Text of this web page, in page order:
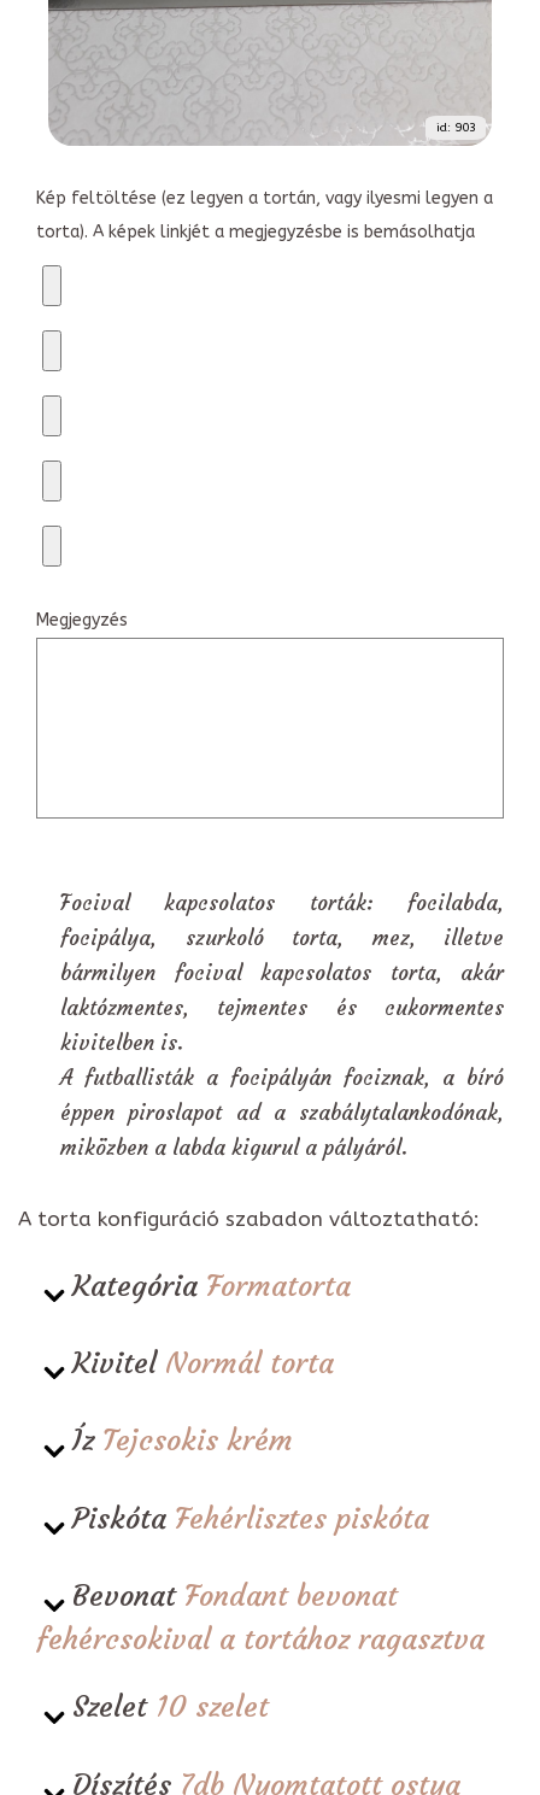
id: 903
Kép feltöltése (ez legyen a tortán, vagy ilyesmi legyen a
torta). A képek linkjét a megjegyzésbe is bemásolhatja
Megjegyzés
Focival kapcsolatos torták: focilabda,
focipálya, szurkoló torta, mez, illetve
bármilyen focival kapcsolatos torta, akár
laktózmentes, tejmentes és cukormentes
kivitelben is.
A futballisták a focipályán fociznak, a bíró
éppen piroslapot ad a szabálytalankodónak,
miközben a labda kigurul a pályáról.
A torta konfiguráció szabadon változtatható:
Kategória Formatorta
Kivitel Normál torta
Íz Tejcsokis krém
Piskóta Fehérlisztes piskóta
Bevonat Fondant bevonat
fehércsokival a tortához ragasztva
Szelet 10 szelet
Díszítés 7db Nyomtatott ostya